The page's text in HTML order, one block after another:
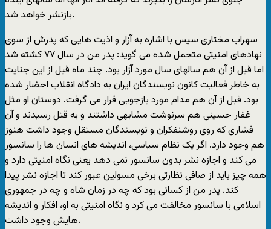
بازنشر خواهد شد.
سهراب مختاری سپس با اشاره به آزار و اذیت هایی که پدرش از سوی
نهادهای امنیتی متحمل شده می گوید: پدر من در سال ۷۷ کشته شد
اما قبل از آن هم سالهای سال مورد آزار بود. چند ماه قبل از این جنایت
به خاطر فعالیت کانون نویسندگان ایران به دادگاه انقلاب احضار شده
بود. قبل از آن هم مدام مورد بازجویی قرار می گرفت. دوستان او مثل
غفار حسینی هم سرنوشت مشابهی داشتند و به قتل رسیدند و آن
فشاری که روی روشنفکران و نویسندگان مستقل وجود داشت هنوز
هم وجود دارد. اگر یک نظام سیاسی، اندیشه های انسان ها را سانسور
می کند و اجازه نشر بدون سانسور نمی دهد یعنی نگاه امنیتی دارد و
همه چیز باید از صافی نظارتی برخی مسولین عبور کند تا اجازه نشر پیدا
کند. پدر من از کسانی بود که چه در زمان شاه و چه در جمهوری
اسلامی با سانسور مخالفت می کرد و نگاه امنیتی به او، افکار و اندیشه
هایش وجود داشت.